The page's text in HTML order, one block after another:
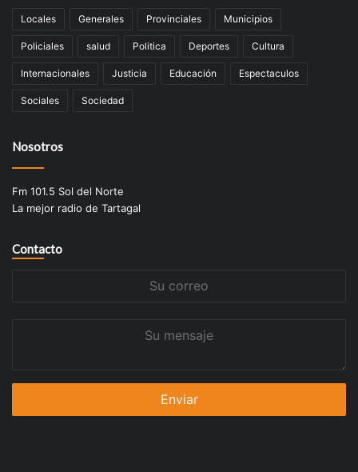
Locales Generales Provinciales Municipios
Policiales salud Politica Deportes Cultura
Internacionales Justicia Educación Espectaculos
Sociales Sociedad
Nosotros
Fm 101.5 Sol del Norte
La mejor radio de Tartagal
Contacto